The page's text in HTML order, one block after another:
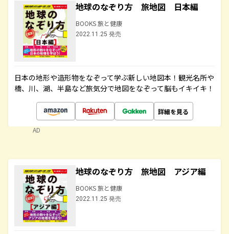
地球のなぞり方 旅地図 日本編
BOOKS 旅と健康
2022.11.25 発売
日本の地形や造形物をなぞって学ぶ新しい地図本！観光名所や
橋、川、湖、半島など旅気分で地図をなぞって脳もイキイキ！
詳細を見る
AD
地球のなぞり方 旅地図 アジア編
BOOKS 旅と健康
2022.11.25 発売